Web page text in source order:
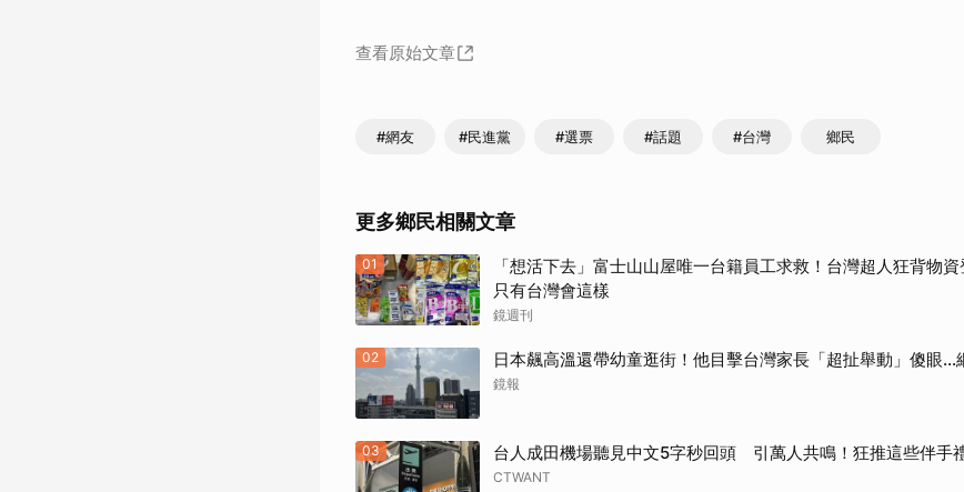
查看原始文章
#網友 #民進黨 #選票 #話題 #台灣 鄉民
更多鄉民相關文章
01
「想活下去」富士山山屋唯一台籍員工求救！台灣超人狂背物
只有台灣會這樣
鏡週刊
02 日本飆高溫還帶幼童逛街！他目擊台灣家長「超扯舉動」傻眼...
鏡報
03 台人成田機場聽見中文5字秒回頭 引萬人共鳴！狂推這些伴手
CTWANT